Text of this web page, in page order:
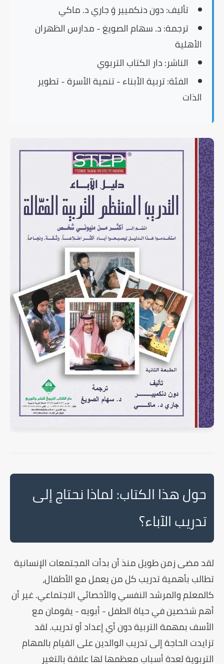
تأليف:دون دنكميير وَ جاري د. ماكي
ترجمة:د. سهام الصويغ - مدارس الظهران
الأهلية
الناشر:دار الكتاب التربوي
الفئة:تربية الأبناء - تنمية الأسرة - تطوير
الذات
حول هذا الكتاب: لماذا نحتاج إلى
تدريب الآباء؟
لقد مضى زمن طويل منذ أن بدأت المجتمعات الإنسانية
تطالب بأهمية تدريب كل من يعمل مع الأطفال،
كالمعلم والمرشد النفسي والأخصائي الاجتماعي. غير أن
أهم شخصين في حياة الطفل - أبويه - يقومان مع
الأسف بمهمة التربية دون أي إعداد أو تدريب. لقد
تزايدت الحاجة إلى تدريب الوالدين على القيام بالمهام
التربوية لعدة أسباب معظمها لها علاقة بالتغير